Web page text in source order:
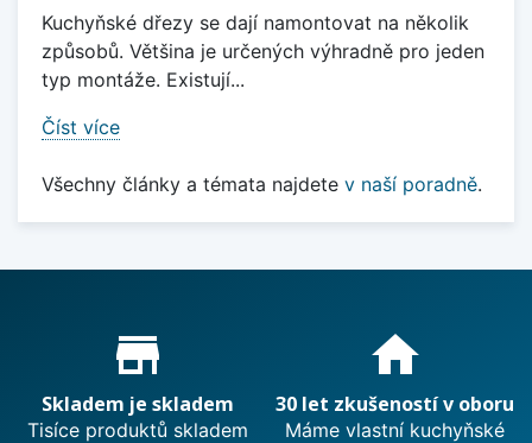
Kuchyňské dřezy se dají namontovat na několik
způsobů. Většina je určených výhradně pro jeden
typ montáže. Existují...
Číst více
Všechny články a témata najdete v naší poradně.
Proč nakupovat u nás?
store_mall_directory
Skladem je skladem
Tisíce produktů skladem
home
30 let zkušeností v oboru
Máme vlastní kuchyňské